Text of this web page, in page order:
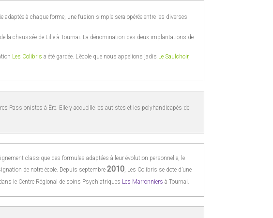
adaptée à chaque forme, une fusion simple sera opérée entre les diverses
de la chaussée de Lille à Tournai. La dénomination des deux implantations de
Les Colibris a été gardée. L’école que nous appelions jadis Le Saulchoir,
Passionistes à Ère. Elle y accueille les autistes et les polyhandicapés de
classique des formules adaptées à leur évolution personnelle, le
de notre école. Depuis septembre 2010, Les Colibris se dote d’une
le Centre Régional de soins Psychiatriques Les Marronniers à Tournai.